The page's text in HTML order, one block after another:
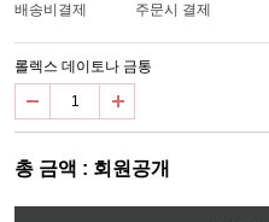
배송비결제 주문시 결제
롤렉스 데이토나 금통
총 금액 : 회원공개